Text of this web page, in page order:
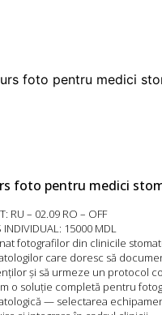
foto pentru medici
RU – 02.09 RO – OFF
INDIVIDUAL: 15000 MDL
fotografilor din clinicile
care doresc să
și să urmeze un protocol
o soluție completă pentru
— selectarea